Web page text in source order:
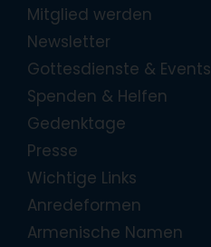
Mitglied werden
Newsletter
Gottesdienste & Events
Spenden & Helfen
Gedenktage
Presse
Wichtige Links
Anredeformen
Armenische Namen